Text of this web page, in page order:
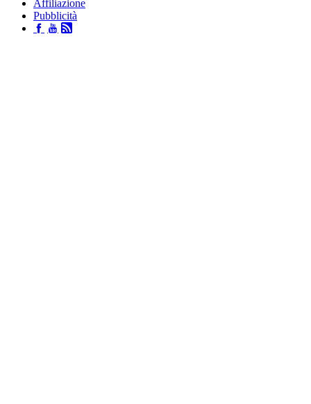
Affiliazione
Pubblicità